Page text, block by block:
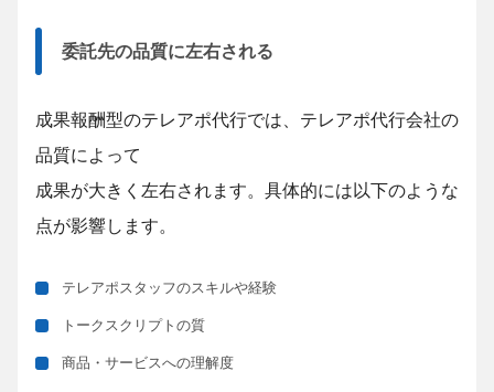
委託先の品質に左右される
成果報酬型のテレアポ代行では、テレアポ代行会社の
品質によって
成果が大きく左右されます。具体的には以下のような
点が影響します。
テレアポスタッフのスキルや経験
トークスクリプトの質
商品・サービスへの理解度